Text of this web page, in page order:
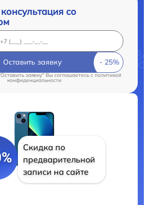
со
Оставить заявку
заявку" Вы соглашаетесь cполитикой
конфиденциальности
Скидка по
предварительной
записи на сайте